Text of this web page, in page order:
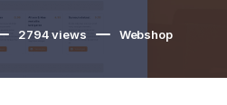
2794views Webshop